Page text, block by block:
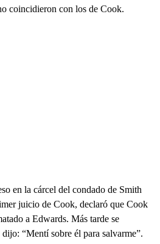
coincidieron con los de Cook.
en la cárcel del condado de Smith
juicio de Cook, declaró que Cook
a Edwards. Más tarde se
“Mentí sobre él para salvarme”.